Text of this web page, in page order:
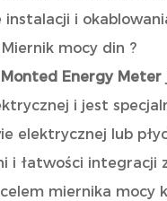
instalacji i
Miernik mocy din ?
Monted Energy Meter
i jest
elektrycznej lub
i łatwości integracji
celem miernika